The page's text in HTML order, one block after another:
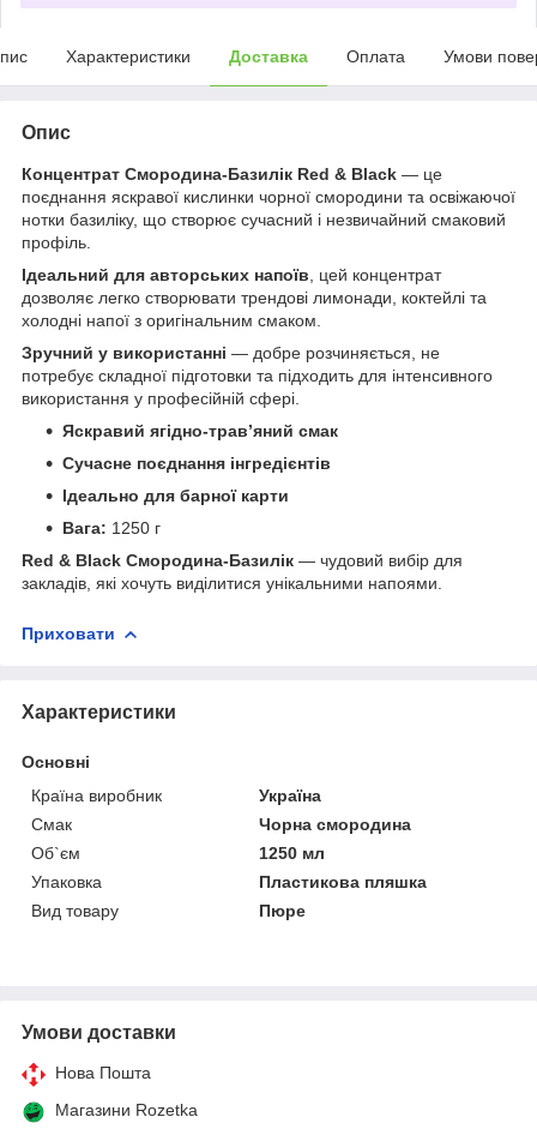
Характеристики Доставка Оплата Умови
Опис
Концентрат Смородина-Базилік Red & Black — це
поєднання яскравої кислинки чорної смородини та освіжаючої
нотки базиліку, що створює сучасний і незвичайний смаковий
профіль.
Ідеальний для авторських напоїв , цей концентрат
дозволяє легко створювати трендові лимонади, коктейлі та
холодні напої з оригінальним смаком.
Зручний у використанні — добре розчиняється, не
потребує складної підготовки та підходить для інтенсивного
використання у професійній сфері.
Яскравий ягідно-трав’яний смак
Сучасне поєднання інгредієнтів
Ідеально для барної карти
Вага: 1250 г
Red & Black Смородина-Базилік — чудовий вибір для
закладів, які хочуть виділитися унікальними напоями.
Приховати
Характеристики
Основні
Країна виробник
Україна
Смак
Чорна смородина
Об`єм
1250 мл
Упаковка
Пластикова пляшка
Вид товару
Пюре
Умови доставки
Нова Пошта
Магазини Rozetka